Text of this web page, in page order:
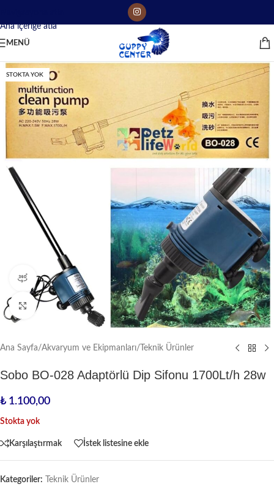
Ana içeriğe atla
MENÜ
STOKTA YOK
360 ürün görünümü
Büyütmek için tıklayın
Ana Sayfa/Akvaryum ve Ekipmanları/ Teknik Ürünler
Sobo BO-028 Adaptörlü Dip Sifonu 1700Lt/h 28w
₺ 1.100,00
Stokta yok
Karşılaştırmak İstek listesine ekle
Kategoriler: Teknik Ürünler